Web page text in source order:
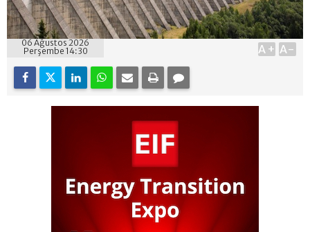
06 Ağustos 2026
Perşembe 14:30
A+ A-